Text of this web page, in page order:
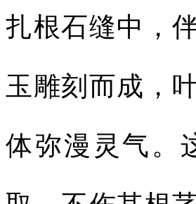
扎根石缝中，
玉雕刻而成，
体弥漫灵气。